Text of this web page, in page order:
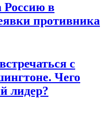
Россию в
противника
с
Чего
лидер?